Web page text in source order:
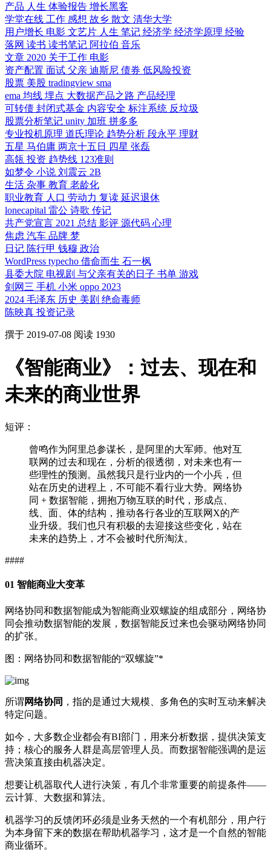
产品 人生 体验报告 增长黑客
学堂在线 工作 感想 故乡 散文 清华大学
用户增长 电影 文艺片 人生 笔记 经济学 经济学原理 经验
落网 读书 读书笔记 阿拉伯 音乐
文章 2020 关于工作 电影
资产配置 面试 父亲 迪斯尼 债券 低风险投资
股票 美股 tradingview sma
ema 均线 埋点 大数据产品之路 产品经理
可转债 封闭式基金 内容安全 标注系统 反垃圾
股票分析笔记 unity 加班 拼多多
专业投机原理 道氏理论 趋势分析 段永平 理财
五星 马伯庸 两京十五日 四星 张磊
高瓴 投资 趋势线 123准则
如梦令 小说 刘震云 2B
生活 杂事 教育 老龄化
职业教育 人口 劳动力 复读 延迟退休
lonecapital 雷公 诗歌 传记
共产党宣言 2021 总结 影评 源代码 心理
焦虑 汽车 品牌 梦
日记 陈行甲 钱穆 政治
WordPress typecho 借命而生 石一枫
县委大院 电视剧 与父亲有关的日子 书单 游戏
剑网三 手机 小米 oppo 2023
2024 毛泽东 历史 美剧 绝命毒师
陈映真 投资记录
撰于 2019-07-08 阅读 1930
《智能商业》：过去、现在和
未来的商业世界
短评：
曾鸣作为阿里总参谋长，是阿里的大军师。他对互
联网的过去和现在，分析的很透彻，对未来也有一
些理性的预测。虽然我只是行业内的一个小兵，但
站在历史的进程上，不可能不看行业大势。网络协
同 + 数据智能，拥抱万物互联的时代，形成点、
线、面、体的结构，推动各行各业的互联网X的产
业升级。我们也只有积极的去迎接这些变化，站在
未来的趋势上，才不会被时代所淘汰。
####
01 智能商业大变革
网络协同和数据智能成为智能商业双螺旋的组成部分，网络协
同会推动数据智能的发展，数据智能反过来也会驱动网络协同
的扩张。
图：网络协同和数据智能的“双螺旋”*
所谓 网络协同 ，指的是通过大规模、多角色的实时互动来解决
特定问题。
如今，大多数企业都会有BI部门，用来分析数据，提供决策支
持；核心的服务人群是高层管理人员。而数据智能强调的是运
营决策直接由机器决定。
想要让机器取代人进行决策，有几个非常重要的前提条件——
云计算、大数据和算法。
机器学习的反馈闭环必须是业务天然的一个有机部分，用户行
为本身留下来的数据在帮助机器学习，这才是一个自然的智能
商业循环。